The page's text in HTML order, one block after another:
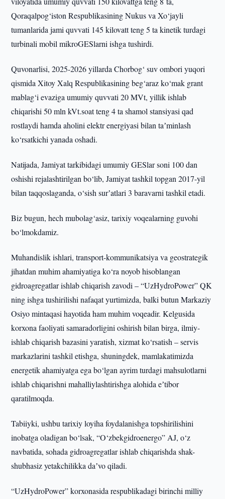
Qoraqalpog‘iston Respublikasining Nukus va Xo‘jayli
tumanlarida jami quvvati 145 kilovatt teng 5 ta kinetik turdagi
turbinali mobil mikroGESlarni ishga tushirdi.
Quvonarlisi, 2025-2026 yillarda Chorbog‘ suv ombori yuqori
qismida Xitoy Xalq Respublikasining beg‘araz ko‘mak grant
mablag‘i evaziga umumiy quvvati 20 MVt, yillik ishlab
chiqarishi 50 mln kVt.soat teng 4 ta shamol stansiyasi qad
rostlaydi hamda aholini elektr energiyasi bilan taʼminlash
ko‘rsatkichi yanada oshadi.
Natijada, Jamiyat tarkibidagi umumiy GESlar soni 100 dan
oshishi rejalashtirilgan bo‘lib, Jamiyat tashkil topgan 2017-yil
bilan taqqoslaganda, o‘sish surʼatlari 3 baravarni tashkil etadi.
Biz bugun, hech mubolag‘asiz, tarixiy voqealarning guvohi
bo‘lmokdamiz.
Muhandislik ishlari, transport-kommunikatsiya va geostrategik
jihatdan muhim ahamiyatiga ko‘ra noyob hisoblangan
gidroagregatlar ishlab chiqarish zavodi – “UzHydroPower” QK
ning ishga tushirilishi nafaqat yurtimizda, balki butun Markaziy
Osiyo mintaqasi hayotida ham muhim voqeadir. Kelgusida
korxona faoliyati samaradorligini oshirish bilan birga, ilmiy-
ishlab chiqarish bazasini yaratish, xizmat ko‘rsatish – servis
markazlarini tashkil etishga, shuningdek, mamlakatimizda
energetik ahamiyatga ega bo‘lgan ayrim turdagi mahsulotlarni
ishlab chiqarishni mahalliylashtirishga alohida eʼtibor
qaratilmoqda.
Tabiiyki, ushbu tarixiy loyiha foydalanishga topshirilishini
inobatga oladigan bo‘lsak, “O‘zbekgidroenergo” AJ, o‘z
navbatida, sohada gidroagregatlar ishlab chiqarishda shak-
shubhasiz yetakchilikka daʼvo qiladi.
“UzHydroPower” korxonasida respublikadagi birinchi milliy